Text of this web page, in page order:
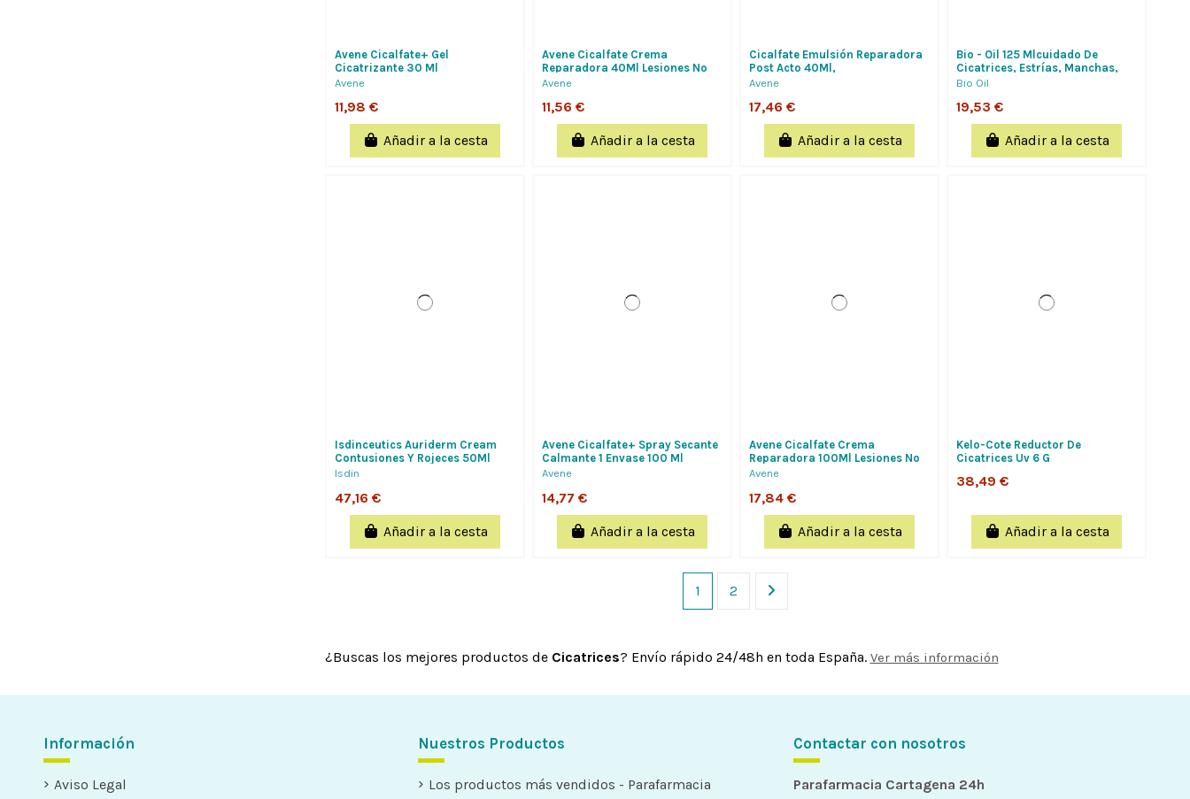
Avene Cicalfate+ Gel
Cicatrizante 30 Ml
Avene
11,98 €
Añadir a la cesta
Avene Cicalfate Crema
Reparadora 40Ml Lesiones No
Exudativas, Cicatrizante Y...
Avene
11,56 €
Añadir a la cesta
Cicalfate Emulsión Reparadora
Post Acto 40Ml,
Avene
17,46 €
Añadir a la cesta
Bio - Oil 125 Mlcuidado De
Cicatrices, Estrías, Manchas,
Envejecimiento Y...
Bio Oil
19,53 €
Añadir a la cesta
Isdinceutics Auriderm Cream
Contusiones Y Rojeces 50Ml
Isdin
47,16 €
Añadir a la cesta
Avene Cicalfate+ Spray Secante
Calmante 1 Envase 100 Ml
Avene
14,77 €
Añadir a la cesta
Avene Cicalfate Crema
Reparadora 100Ml Lesiones No
Exudativas, Cicatrizante Y...
Avene
17,84 €
Añadir a la cesta
Kelo-Cote Reductor De
Cicatrices Uv 6 G
38,49 €
Añadir a la cesta
1 2
¿Buscas los mejores productos de Cicatrices? Envío rápido 24/48h en toda España. Ver más información
Información
Aviso Legal
Nuestros Productos
Los productos más vendidos - Parafarmacia
Contactar con nosotros
Parafarmacia Cartagena 24h